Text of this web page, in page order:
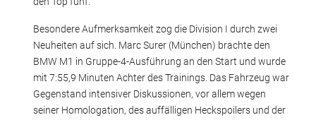
Besondere Aufmerksamkeit zog die Division I durch zwei
Neuheiten auf sich. Marc Surer (München) brachte den
BMW M1 in Gruppe-4-Ausführung an den Start und wurde
mit 7:55,9 Minuten Achter des Trainings. Das Fahrzeug war
Gegenstand intensiver Diskussionen, vor allem wegen
seiner Homologation, des auffälligen Heckspoilers und der